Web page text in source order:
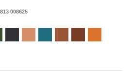
008625